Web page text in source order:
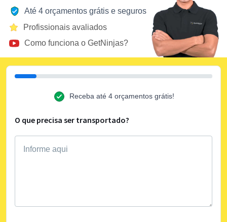
Até 4 orçamentos grátis e seguros
Profissionais avaliados
Como funciona o GetNinjas?
Receba até 4 orçamentos grátis!
O que precisa ser transportado?